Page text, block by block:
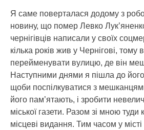
Я саме поверталася додому з
новину, що помер Левко
чернігівців написали у своїх
кілька років жив у Чернігові, тому
перейменувати вулицю, де він
Наступними днями я пішла до його
щоби поспілкуватися з
його пам’ятають, і зробити
міської газети. Разом зі мною туди
місцеві видання. Тим часом у